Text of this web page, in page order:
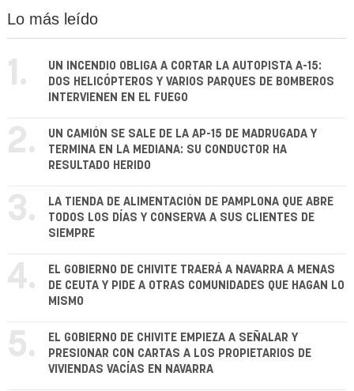
Lo más leído
1.
UN INCENDIO OBLIGA A CORTAR LA AUTOPISTA A-15:
DOS HELICÓPTEROS Y VARIOS PARQUES DE BOMBEROS
INTERVIENEN EN EL FUEGO
2.
UN CAMIÓN SE SALE DE LA AP-15 DE MADRUGADA Y
TERMINA EN LA MEDIANA: SU CONDUCTOR HA
RESULTADO HERIDO
3.
LA TIENDA DE ALIMENTACIÓN DE PAMPLONA QUE ABRE
TODOS LOS DÍAS Y CONSERVA A SUS CLIENTES DE
SIEMPRE
4.
EL GOBIERNO DE CHIVITE TRAERÁ A NAVARRA A MENAS
DE CEUTA Y PIDE A OTRAS COMUNIDADES QUE HAGAN LO
MISMO
5.
EL GOBIERNO DE CHIVITE EMPIEZA A SEÑALAR Y
PRESIONAR CON CARTAS A LOS PROPIETARIOS DE
VIVIENDAS VACÍAS EN NAVARRA